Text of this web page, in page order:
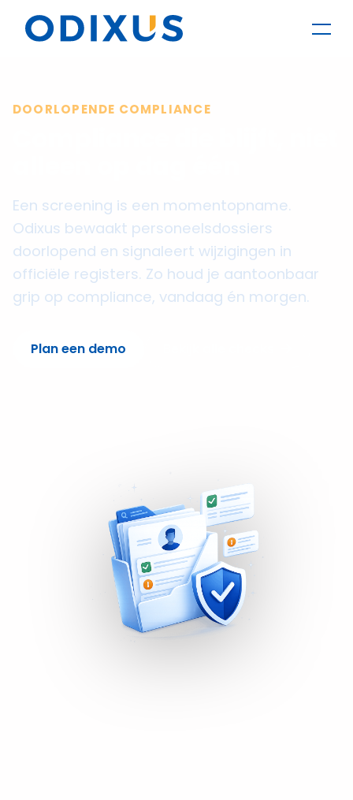
DOORLOPENDE COMPLIANCE
Een screening is een momentopname.
Odixus bewaakt personeelsdossiers
doorlopend en signaleert wijzigingen in
officiële registers. Zo houd je aantoonbaar
grip op compliance, vandaag én morgen.
Plan een demo